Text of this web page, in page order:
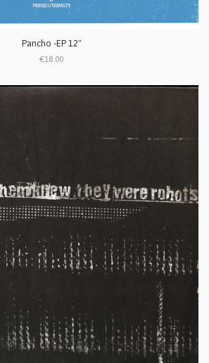
Pancho -EP 12"
€18.00